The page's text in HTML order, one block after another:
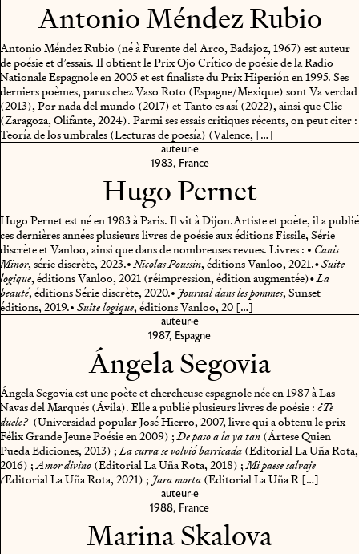
Antonio Méndez Rubio
Antonio Méndez Rubio (né à Furente del Arco, Badajoz, 1967) est auteur
de poésie et d’essais. Il obtient le Prix Ojo Crítico de poésie de la Radio
Nationale Espagnole en 2005 et est finaliste du Prix Hiperión en 1995. Ses
derniers poèmes, parus chez Vaso Roto (Espagne/Mexique) sont Va verdad
(2013), Por nada del mundo (2017) et Tanto es así (2022), ainsi que Clic
(Zaragoza, Olifante, 2024). Parmi ses essais critiques récents, on peut citer :
Teoría de los umbrales (Lecturas de poesía) (Valence, […]
auteur·e
1983, France
Hugo Pernet
Hugo Pernet est né en 1983 à Paris. Il vit à Dijon.Artiste et poète, il a publié
ces dernières années plusieurs livres de poésie aux éditions Fissile, Série
discrète et Vanloo, ainsi que dans de nombreuses revues. Livres : • Canis
Minor, série discrète, 2023.•Nicolas Poussin, éditions Vanloo, 2021.• Suite
logique, éditions Vanloo, 2021 (réimpression, édition augmentée)• La
beauté, éditions Série discrète, 2020.• Journal dans les pommes, Sunset
éditions, 2019.• Suite logique, éditions Vanloo, 20 […]
auteur·e
1987, Espagne
Ángela Segovia
Ángela Segovia est une poète et chercheuse espagnole née en 1987 à Las
Navas del Marqués (Ávila). Elle a publié plusieurs livres de poésie : ¿Te
duele?(Universidad popular José Hierro, 2007, livre qui a obtenu le prix
Félix Grande Jeune Poésie en 2009) ;De paso a la ya tan (Ártese Quien
Pueda Ediciones, 2013) ;La curva se volvió barricada (Editorial La Uña Rota,
2016) ;Amor divino (Editorial La Uña Rota, 2018) ;Mi paese salvaje
(Editorial La Uña Rota, 2021) ; Jara morta (Editorial La Uña R […]
auteur·e
1988, France
Marina Skalova